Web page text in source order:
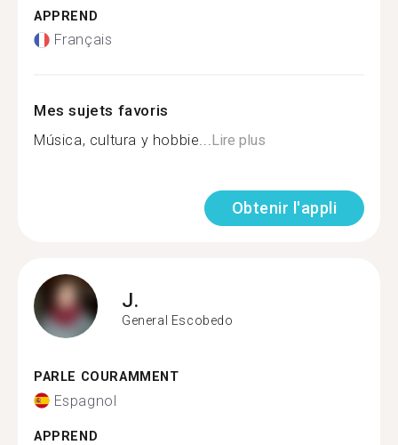
APPREND
Français
Mes sujets favoris
Música, cultura y hobbie...Lire plus
Obtenir l'appli
J.
General Escobedo
PARLE COURAMMENT
Espagnol
APPREND